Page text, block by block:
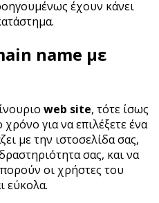
έχουν κάνει
name με
web site, τότε ίσως
για να επιλέξετε ένα
με την ιστοσελίδα σας,
σας, και να
οι χρήστες του
εύκολα.